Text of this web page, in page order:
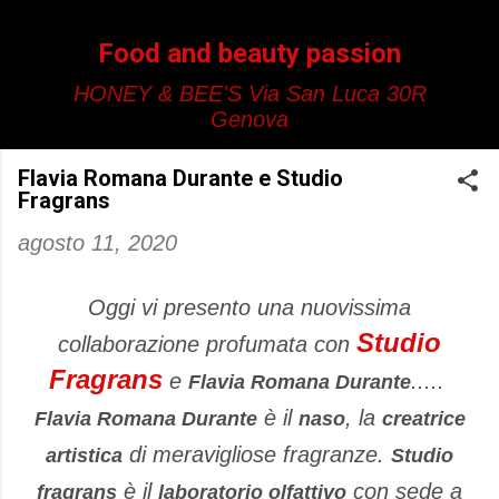
Food and beauty passion
HONEY & BEE'S Via San Luca 30R
Genova
Flavia Romana Durante e Studio
Fragrans
agosto 11, 2020
Oggi vi presento una nuovissima
collaborazione profumata con Studio
Fragranse Flavia Romana Durante.....
Flavia Romana Duranteè il naso, la creatrice
artistica di meravigliose fragranze. Studio
fragrans è il laboratorio olfattivo con sede a